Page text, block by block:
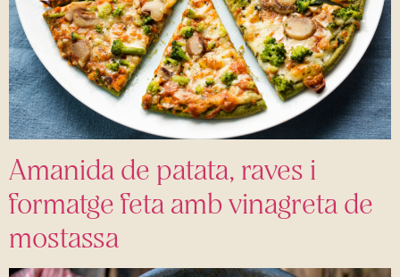
Amanida de patata, raves i
formatge feta amb vinagreta de
mostassa